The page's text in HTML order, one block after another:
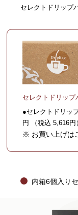
セレクトドリップ
セレクトドリッ
●セレクトドリッ
円 （税込 5,616円
※ お買い上げは
内箱6個入り